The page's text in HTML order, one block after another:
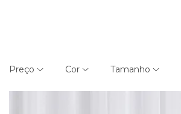
Preço Cor Tamanho